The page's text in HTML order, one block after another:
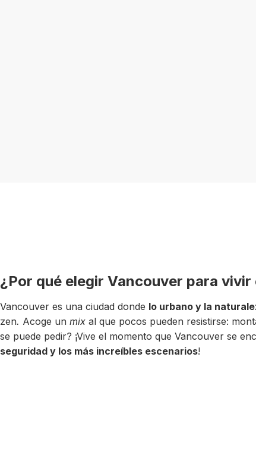
¿Por qué elegir Vancouver para
Vancouver es una ciudad donde lo urbano y la
zen. Acoge un mix al que pocos pueden resistirse:
se puede pedir? ¡Vive el momento que Vancouver se
seguridad y los más increíbles escenarios!